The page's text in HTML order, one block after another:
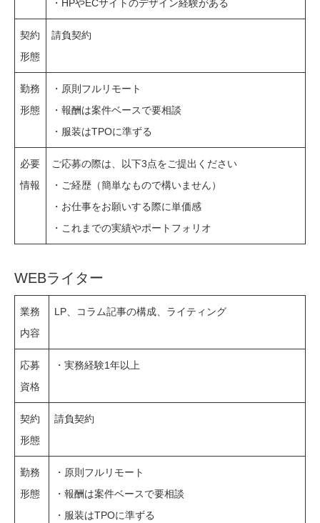
・HPやECサイトのデザイン経験がある
契約
形態
請負契約
勤務
形態
・原則フルリモート
・報酬は案件ベースで要相談
・服装はTPOに準ずる
必要
情報
ご応募の際は、以下3点をご提出ください
・ご経歴（簡単なもので構いません）
・お仕事をお願いする際に単価感
・これまでの実績やポートフォリオ
WEBライター
業務
内容
LP、コラム記事の構成、ライティング
応募
資格
・実務経験1年以上
契約
形態
請負契約
勤務
形態
・原則フルリモート
・報酬は案件ベースで要相談
・服装はTPOに準ずる